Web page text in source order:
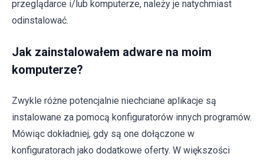
przeglądarce i/lub komputerze, należy je natychmiast
odinstalować.
Jak zainstalowałem adware na moim
komputerze?
Zwykle różne potencjalnie niechciane aplikacje są
instalowane za pomocą konfiguratorów innych programów.
Mówiąc dokładniej, gdy są one dołączone w
konfiguratorach jako dodatkowe oferty. W większości